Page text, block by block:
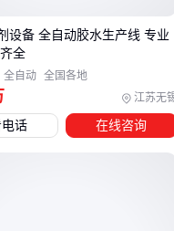
采购者常陷入单点改造
引机适合已有称重、封口
负压吸附模块直接替换
的机械接口匹配度。
江苏无
设备 全自动胶水生产线 专业
全
全自动 全国各地
话 在线咨询